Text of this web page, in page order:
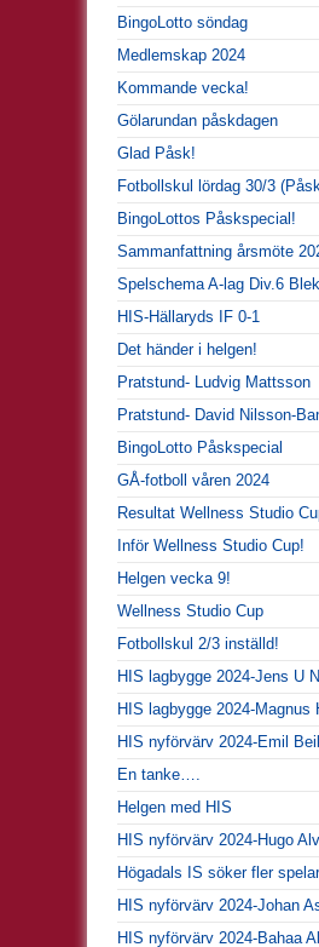
BingoLotto söndag
Medlemskap 2024
Kommande vecka!
Gölarundan påskdagen
Glad Påsk!
Fotbollskul lördag 30/3
BingoLottos Påskspecial!
Sammanfattning årsmöte
Spelschema A-lag Div.6
HIS-Hällaryds IF 0-1
Det händer i helgen!
Pratstund- Ludvig Mattsson
Pratstund- David Nilsson-
BingoLotto Påskspecial
GÅ-fotboll våren 2024
Resultat Wellness Studio
Inför Wellness Studio Cup!
Helgen vecka 9!
Wellness Studio Cup
Fotbollskul 2/3 inställd!
HIS lagbygge 2024-Jens U
HIS lagbygge 2024-Magnus
HIS nyförvärv 2024-Emil
En tanke….
Helgen med HIS
HIS nyförvärv 2024-Hugo
Högadals IS söker fler
HIS nyförvärv 2024-Johan
HIS nyförvärv 2024-Bahaa